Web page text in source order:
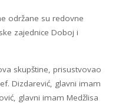
održane su redovne
zajednice Doboj i
skupštine, prisustvovao
Dizdarević, glavni imam
glavni imam Medžlisa